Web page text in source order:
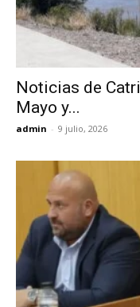
Noticias de
Mayo y...
admin - 9 julio, 2026